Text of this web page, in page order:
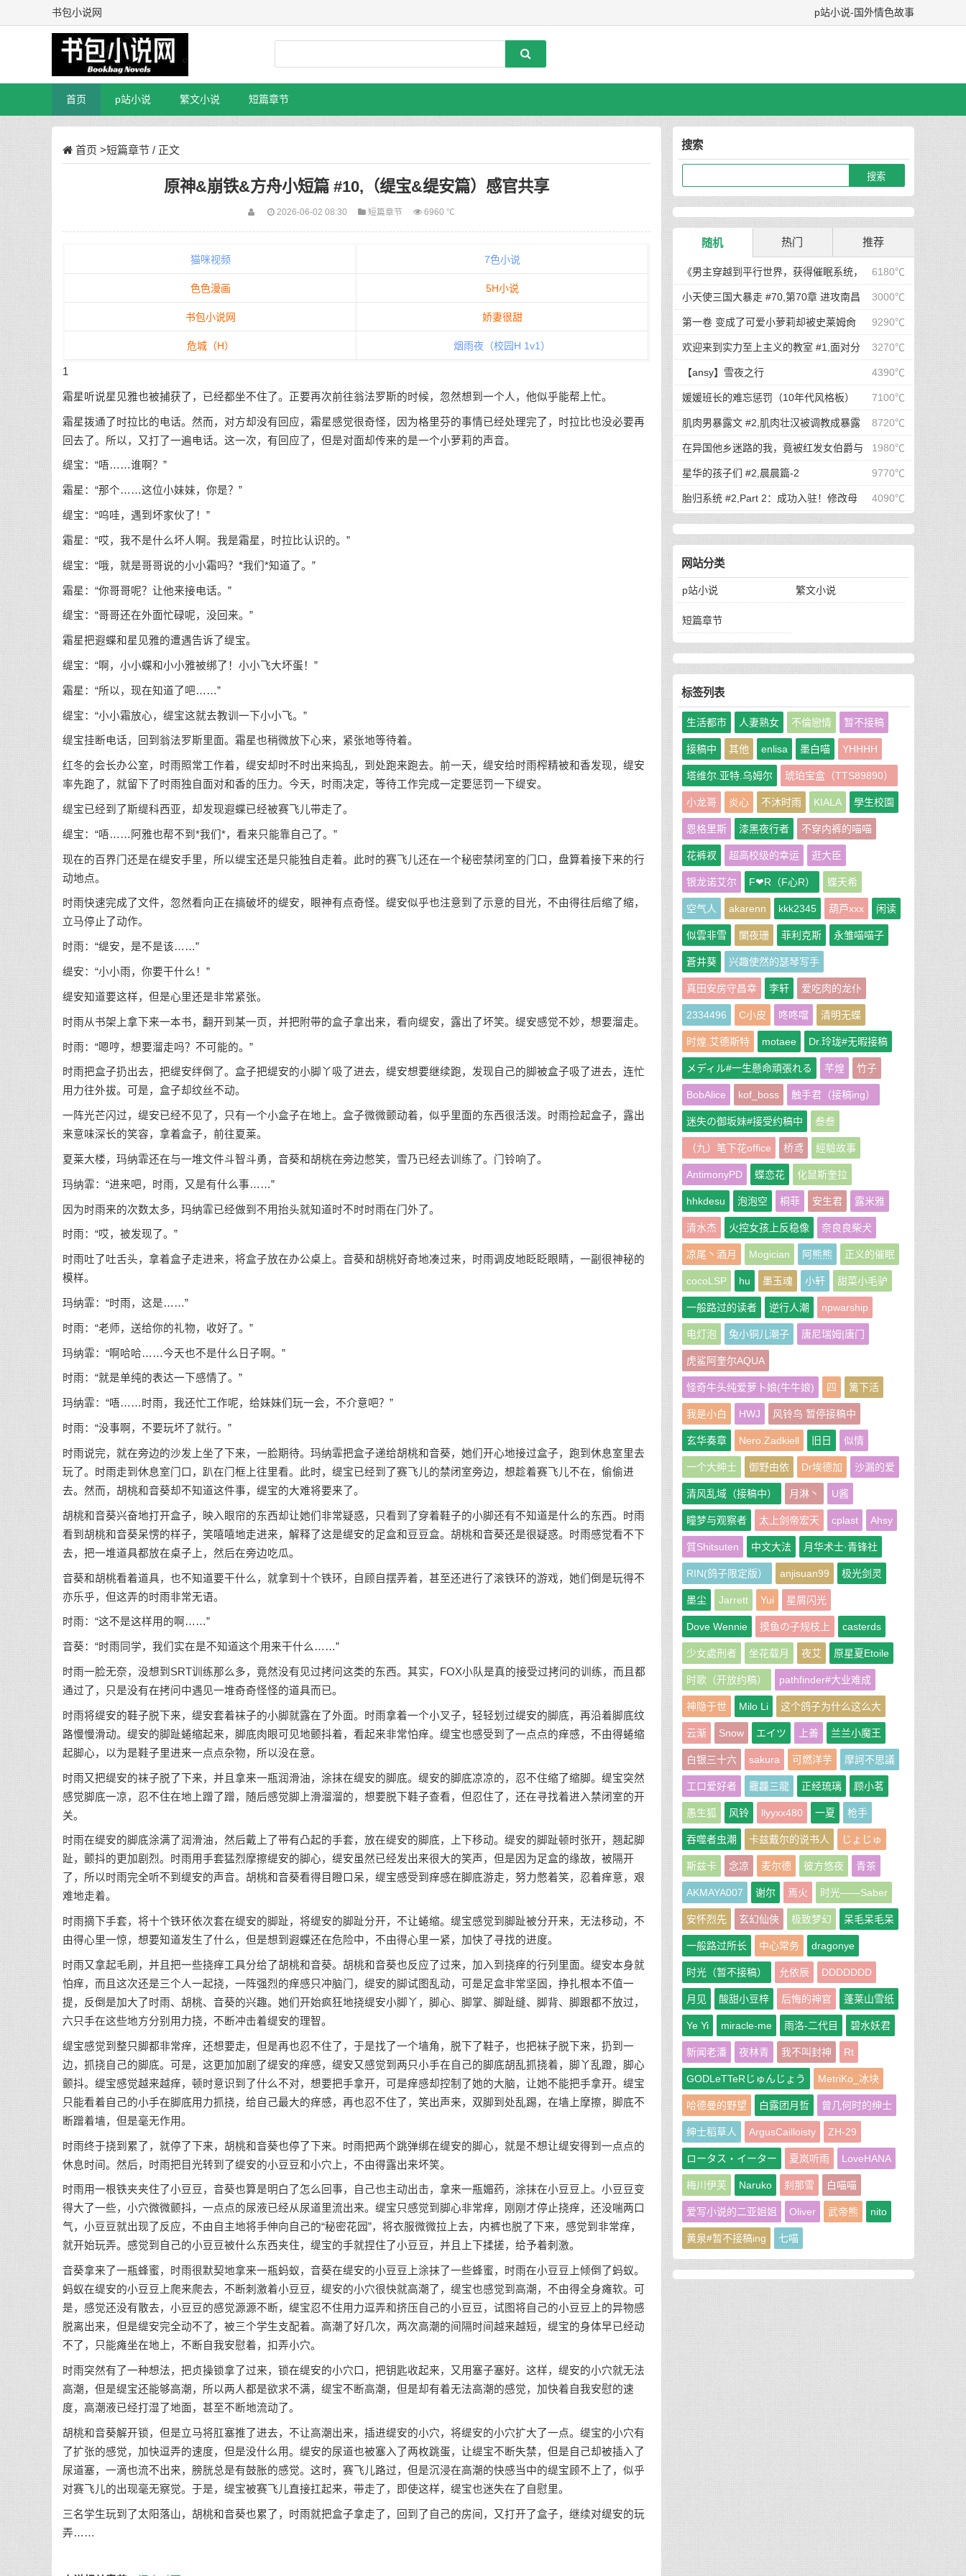
书包小说网 p站小说-国外情色故事
首页 p站小说 繁文小说 短篇章节
首页 >短篇章节 / 正文
原神&崩铁&方舟小短篇 #10,（缇宝&缇安篇）感官共享
2026-06-02 08:30 短篇章节 6960 ℃
猫咪视频 7色小说
色色漫画 5H小说
书包小说网 娇妻很甜
危城（H） 烟雨夜（校园H 1v1）
1
霜星听说星见雅也被捕获了，已经都坐不住了。正要再次前往翁法罗斯的时候，忽然想到一个人，他似乎能帮上忙。
霜星拨通了时拉比的电话。然而，对方却没有回应，霜星感觉很奇怪，因为格里芬的事情已经处理完了，时拉比也没必要再
回去了。所以，又打了一遍电话。这一次，有回应了，但是对面却传来的是一个小萝莉的声音。
缇宝：“唔……谁啊？”
霜星：“那个……这位小妹妹，你是？”
缇宝：“呜哇，遇到坏家伙了！”
霜星：“哎，我不是什么坏人啊。我是霜星，时拉比认识的。”
缇宝：“哦，就是哥哥说的小小霜吗？*我们*知道了。”
霜星：“你哥哥呢？让他来接电话。”
缇宝：“哥哥还在外面忙碌呢，没回来。”
霜星把遐蝶和星见雅的遭遇告诉了缇宝。
缇宝：“啊，小小蝶和小小雅被绑了！小小飞大坏蛋！”
霜星：“所以，现在知道了吧……”
缇宝：“小小霜放心，缇宝这就去教训一下小小飞。”
缇宝挂断电话，回到翁法罗斯里面。霜星也稍微放下心来，紧张地等待着。
红冬的会长办公室，时雨照常工作着，缇安却时不时出来捣乱，到处跑来跑去。前一天，缇安给时雨榨精被和香发现，缇安
率先跑了，就留下了时雨独自面对和香的压力。今天，时雨决定，等待工作完成一定要惩罚一下缇安。
缇宝已经到了斯缇科西亚，却发现遐蝶已经被赛飞儿带走了。
缇宝：“唔……阿雅也帮不到*我们*，看来只能靠自己了。”
现在的百界门还是在缇安手里，所以缇宝还是只能独自走着。此时的赛飞儿还在一个秘密禁闭室的门口，盘算着接下来的行
动地点。
时雨快速完成了文件，忽然看向正在搞破坏的缇安，眼神有点奇怪。缇安似乎也注意到了示意的目光，不由得往后缩了缩，
立马停止了动作。
时雨：“缇安，是不是该……”
缇安：“小小雨，你要干什么！”
缇安知道要这样，但是心里还是非常紧张。
时雨从书架上拿下来一本书，翻开到某一页，并把附带的盒子拿出来，看向缇安，露出了坏笑。缇安感觉不妙，想要溜走。
时雨：“嗯哼，想要溜走吗？不可能的。”
时雨把盒子扔出去，把缇安绊倒了。盒子把缇安的小脚丫吸了进去，缇安想要继续跑，发现自己的脚被盒子吸了进去，连忙
用力往外拔。可是，盒子却纹丝不动。
一阵光芒闪过，缇安已经不见了，只有一个小盒子在地上。盒子微微颤动着，似乎里面的东西很活泼。时雨捡起盒子，露出
来意味深长的笑容，拿着盒子，前往夏莱。
夏莱大楼，玛纳霏还在与一堆文件斗智斗勇，音葵和胡桃在旁边憋笑，雪乃已经去训练了。门铃响了。
玛纳霏：“进来吧，时雨，又是有什么事……”
因为时雨来的次数太多，玛纳霏已经做到不用抬头就知道时不时时雨在门外了。
时雨：“哎，被发现了。”
时雨吐了吐舌头，拿着盒子走进来，将盒子放在办公桌上。音葵和胡桃好奇地凑过来，时雨调皮地眨眨眼睛，一副很神秘的
模样。
玛纳霏：“时雨，这是……”
时雨：“老师，送给你的礼物，收好了。”
玛纳霏：“啊哈哈……今天也不是什么日子啊。”
时雨：“就是单纯的表达一下感情了。”
玛纳霏：“唔……时雨，我还忙工作呢，给妹妹们玩一会，不介意吧？”
时雨：“没事啊，不要玩坏了就行。”
时雨说完，就在旁边的沙发上坐了下来，一脸期待。玛纳霏把盒子递给胡桃和音葵，她们开心地接过盒子，跑到休息室里去
玩了。时雨走到休息室门口，趴在门框上往里看。此时，缇宝已经到了赛飞儿的禁闭室旁边，想趁着赛飞儿不在，偷偷进
去。然而，胡桃和音葵却不知道这件事，缇宝的大难将要来了。
胡桃和音葵兴奋地打开盒子，映入眼帘的东西却让她们非常疑惑，只看到了穿着鞋子的小脚还有不知道是什么的东西。时雨
看到胡桃和音葵呆愣的样子，笑嘻嘻地走进来，解释了这是缇安的足盒和豆豆盒。胡桃和音葵还是很疑惑。时雨感觉看不下
去，把一堆道具都放在桌子上，然后在旁边吃瓜。
音葵和胡桃看着道具，也不知道要干什么，就拿到十个铁环，自顾自摆弄着，甚至还进行了滚铁环的游戏，她们倒是玩得不
亦乐乎，但这弄的时雨非常无语。
时雨：“这不是这样用的啊……”
音葵：“时雨同学，我们实在是不知道这个用来干什么……”
时雨一脸无奈，没想到SRT训练那么多，竟然没有见过拷问这类的东西。其实，FOX小队是真的接受过拷问的训练，而且都
通过了，只是没有在拷问中遇见一堆奇奇怪怪的道具而已。
时雨将缇安的鞋子脱下来，缇安套着袜子的小脚就露在了外面。时雨拿着一个小叉子，轻轻划过缇安的脚底，再沿着脚底纹
路慢慢滑动。缇安的脚趾蜷缩起来，脚底肉眼可见地颤抖着，看起来非常怕痒。缇宝也感受到了一点点的痒感，不由得蜷缩
起脚心，以为是鞋子里进来一点点杂物，所以没在意。
时雨又把缇安的袜子脱了下来，并且拿来一瓶润滑油，涂抹在缇安的脚底。缇安的脚底凉凉的，忍不住缩了缩脚。缇宝突然
感觉脚底一凉，忍不住在地上蹭了蹭，随后感觉脚上滑溜溜的，想要脱下鞋子查看，但忍住了，还在寻找着进入禁闭室的开
关。
时雨在缇安的脚底涂满了润滑油，然后戴上了带有凸起的手套，放在缇安的脚底，上下移动。缇安的脚趾顿时张开，翘起脚
趾，颤抖的更加剧烈。时雨用手套猛烈摩擦缇安的脚心，缇安虽然已经发出来很大的笑声，但是因为足盒的缘故，被隔开
了，所以时雨完全听不到缇安的声音。胡桃和音葵看得目瞪口呆，缇宝感受到痒感在脚底游走，努力憋着笑，忍着痒意，艰
难地走着。
时雨摘下手套，将十个铁环依次套在缇安的脚趾，将缇安的脚趾分开，不让蜷缩。缇宝感觉到脚趾被分开来，无法移动，不
由得心里一惊，想要知道发生了什么，但是想到遐蝶还在危险中，不由得心里一紧，加快了寻找的进度。
时雨又拿起毛刷，并且把一些挠痒工具分给了胡桃和音葵。胡桃和音葵也反应了过来，加入到挠痒的行列里面。缇安本身就
怕痒，而且这次还是三个人一起挠，一阵强烈的痒感只冲脑门，缇安的脚试图乱动，可是足盒非常坚固，挣扎根本不值一
提，反倒是加大了时雨、胡桃、音葵的兴趣。她们开始疯狂地挠缇安小脚丫，脚心、脚掌、脚趾缝、脚背、脚跟都不放过，
六只手在这些地方分别用力挠，不断冲击着缇安的理智。
缇宝感觉到整只脚都非常痒，还想要走，但是再也忍不住了，于是找了一个墙角，脱下了鞋子，也把袜子脱下来，扔到一
边，抓挠自己的脚底。可是，这更加加剧了缇安的痒感，缇安又感觉到两只小手在自己的脚底胡乱抓挠着，脚丫乱蹬，脚心
颤抖。缇宝感觉越来越痒，顿时意识到了什么不对，想要把手拿开，可是痒感却控制了她的大脑，让她不能把手拿开。缇宝
只能看着自己的小手在脚底用力抓挠，给自己最大的痒感，再也忍不住了，笑出声来，双脚到处乱踢，在墙上摩擦，脚底不
断蹭着墙，但是毫无作用。
时雨终于挠到累了，就停了下来，胡桃和音葵也停了下来。时雨把两个跳弹绑在缇安的脚心，就是不想让缇安得到一点点的
休息时间。然后，时雨把目光转到了缇安的小豆豆和小穴上，不由得露出来坏笑。
时雨用一根铁夹夹住了小豆豆，音葵也算是明白了怎么回事，自己也主动出击，拿来一瓶媚药，涂抹在小豆豆上。小豆豆变
得大了一些，小穴微微颤抖，一点点的尿液已经从尿道里流出来。缇宝只感觉到脚心非常痒，刚刚才停止挠痒，还没喘两口
气，小豆豆就出现了反应，不由自主地将手伸向自己的“秘密花园”，将衣服微微拉上去，内裤也脱了下来，感觉到非常痒，
就开始玩弄。感觉到自己的小豆豆被什么东西夹住，缇宝的手就捏住了小豆豆，并且上下揉搓，给予着刺激。
音葵拿来了一瓶蜂蜜，时雨很默契地拿来一瓶蚂蚁，音葵在缇安的小豆豆上涂抹了一些蜂蜜，时雨在小豆豆上倾倒了蚂蚁。
蚂蚁在缇安的小豆豆上爬来爬去，不断刺激着小豆豆，缇安的小穴很快就高潮了，缇宝也感觉到高潮，不由得全身瘫软。可
是，感觉还没有散去，小豆豆的感觉源源不断，缇宝忍不住用力逗弄和挤压自己的小豆豆，试图将自己的小豆豆上的异物感
脱离出来，但是缇安完全动不了，被三个学生支配着。高潮了好几次，两次高潮的间隔时间越来越短，缇宝的身体早已经动
不了，只能瘫坐在地上，不断自我安慰着，扣弄小穴。
时雨突然有了一种想法，把贞操锁拿了过来，锁在缇安的小穴口，把钥匙收起来，又用塞子塞好。这样，缇安的小穴就无法
高潮，但是缇宝还能够高潮，所以两人都是欲求不满，缇宝不断高潮，但是却有着无法高潮的感觉，加快着自我安慰的速
度，高潮液已经打湿了地面，甚至不断地流动了。
胡桃和音葵解开锁，但是立马将肛塞推了进去，不让高潮出来，插进缇安的小穴，将缇安的小穴扩大了一点。缇宝的小穴有
了扩张的感觉，加快逗弄的速度，但是没什么用。缇安的尿道也被塞入了两枚跳蛋，让缇宝不断失禁，但是自己却被插入了
尿道塞，一滴也流不出来，膀胱总是有鼓胀的感觉。这时，赛飞儿路过，但是沉浸在高潮的快感当中的缇宝顾不上了，似乎
对赛飞儿的出现毫无察觉。于是，缇宝被赛飞儿直接扛起来，带走了，即使这样，缇宝也迷失在了自慰里。
三名学生玩到了太阳落山，胡桃和音葵也累了，时雨就把盒子拿走了，回到了自己的房间，又打开了盒子，继续对缇安的玩
弄……
搜索
随机 热门 推荐
6180℃
《男主穿越到平行世界，获得催眠系统，
在这个世界当中，所有人都听从小天的安排...》/
哪怕男主在街上闲逛，选好目标后，直接敲门，开
始玩弄户主的老婆与女儿...
3000℃
小天使三国大暴走 #70,第70章 进攻南昌
前夕，小天使二次元写真集显魅力 9290℃
第一卷 变成了可爱小萝莉却被史莱姆肏
翻的我可是看了亿万本小黄书的老司机啊！ #7,渴
望被肏翻的我居然只是个小萝莉
3270℃
欢迎来到实力至上主义的教室 #1,面对分
手的绫小路，轻井泽的最后请求是 4390℃
【ansy】雪夜之行
7100℃
媛媛班长的难忘惩罚（10年代风格板）
8720℃
肌肉男暴露文 #2,肌肉壮汉被调教成暴露
狂#2 1980℃
在异国他乡迷路的我，竟被红发女伯爵与
金发未亡人争夺？ #5,【连载其五】在异国他乡迷
路的我，竟被红发女伯爵与金发未亡人争夺？
9770℃
星华的孩子们 #2,晨晨篇-2
4090℃
胎归系统 #2,Part 2：成功入驻！修改母
体变得淫荡，把她彻底调教成稍微胎动一下就会流
水的色情大母猪！
网站分类
p站小说 繁文小说
短篇章节
标签列表
生活都市 人妻熟女 不倫戀情 暂不接稿
接稿中 其他 enlisa 墨白喵 YHHHH
塔维尔.亚特.乌姆尔 琥珀宝盒（TTS89890）
小龙哥 炎心 不沐时雨 KIALA 學生校園
恩格里斯 漆黑夜行者 不穿内裤的喵喵
花裤衩 超高校级的幸运 逛大臣
银龙诺艾尔 F❤R（F心R） 蝶天希
空气人 akarenn kkk2345 葫芦xxx 闲读
似雲非雪 闌夜珊 菲利克斯 永雏喵喵子
蒼井葵 兴趣使然的瑟琴写手
真田安房守昌幸 李轩 爱吃肉的龙仆
2334496 C小皮 咚咚噹 清明无蝶
时煌.艾德斯特 motaee Dr.玲珑#无暇接稿
メディル#一生懸命頑張れる 芊煌 竹子
BobAlice kof_boss 触手君（接稿ing）
迷失の御坂妹#接受约稿中 叁叁
（九）笔下花office 桥鸢 經驗故事
AntimonyPD 蝶恋花 化鼠斯奎拉
hhkdesu 泡泡空 桐菲 安生君 露米雅
清水杰 火控女孩上反稳像 奈良良柴犬
凉尾丶酒月 Mogician 阿熊熊 正义的催眠
cocoLSP hu 墨玉魂 小轩 甜菜小毛驴
一般路过的读者 逆行人潮 npwarship
电灯泡 兔小铜儿潮子 唐尼瑞姆|唐门
虎鲨阿奎尔AQUA
怪奇牛头纯爱萝卜娘(牛牛娘) 四 篱下活
我是小白 HWJ 风铃鸟 暂停接稿中
玄华奏章 Nero.Zadkiell 旧日 似情
一个大绅士 御野由依 Dr埃德加 沙漏的爱
清风乱域（接稿中） 月淋丶 U酱
瞳梦与观察者 太上剑帝宏天 cplast Ahsy
質Shitsuten 中文大法 月华术士·青锋社
RIN(鸽子限定版） anjisuan99 极光剑灵
墨尘 Jarrett Yui 星屑闪光
Dove Wennie 摸鱼の子规枝上 casterds
少女處刑者 坐花载月 夜艾 原星夏Etoile
时歌（开放约稿） pathfinder#大业难成
神隐于世 Milo Li 这个鸽子为什么这么大
云渐 Snow エイツ 上善 兰兰小魔王
白银三十六 sakura 可燃洋芋 摩訶不思議
工口爱好者 龗龘三龍 正经琉璃 顾小茗
愚生狐 风铃 llyyxx480 一夏 枪手
吞噬者虫潮 卡兹戴尔的说书人 じょじゅ
斯兹卡 念凉 麦尔德 彼方悠夜 青茶
AKMAYA007 谢尔 焉火 时光——Saber
安怀烈先 玄幻仙俠 极致梦幻 呆毛呆毛呆
一般路过所长 中心常务 dragonye
时光（暂不接稿） 允依辰 DDDDDDD
月见 酸甜小豆梓 后悔的神官 蓬莱山雪纸
Ye Yi miracle-me 雨洛-二代目 碧水妖君
新闻老潘 夜林青 我不叫封神 Rt
GODLeTTeRじゅんじょう MetriKo_冰块
哈德曼的野望 白露团月哲 曾几何时的绅士
绅士稻草人 ArgusCailloisty ZH-29
ロータス・イーター 夏岚听雨 LoveHANA
梅川伊芙 Naruko 刹那雪 白喵喵
爱写小说的二亚姐姐 Oliver 武帝熊 nito
黄泉#暂不接稿ing 七喵